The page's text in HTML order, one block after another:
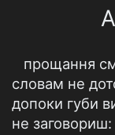
прощання
словам не
допоки губи
не